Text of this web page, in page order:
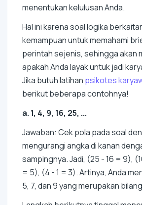
menentukan kelulusan Anda.
Hal ini karena soal logika
kemampuan untuk memahami
perintah sejenis, sehingga akan
apakah Anda layak untuk jadi
Jika butuh latihan psikotes
berikut beberapa contohnya!
a. 1, 4, 9, 16, 25, ...
Jawaban: Cek pola pada soal
mengurangi angka di kanan
sampingnya. Jadi, (25 - 16 = 9),
= 5), (4 - 1 = 3). Artinya, Anda
5, 7, dan 9 yang merupakan